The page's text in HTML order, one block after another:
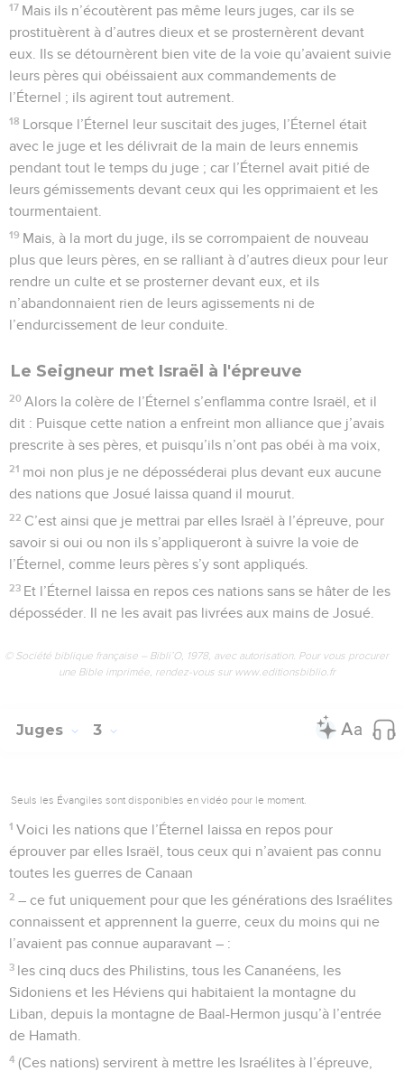
17 Mais ils n’écoutèrent pas même leurs juges, car ils se
prostituèrent à d’autres dieux et se prosternèrent devant
eux. Ils se détournèrent bien vite de la voie qu’avaient suivie
leurs pères qui obéissaient aux commandements de
l’Éternel ; ils agirent tout autrement.
18 Lorsque l’Éternel leur suscitait des juges, l’Éternel était
avec le juge et les délivrait de la main de leurs ennemis
pendant tout le temps du juge ; car l’Éternel avait pitié de
leurs gémissements devant ceux qui les opprimaient et les
tourmentaient.
19 Mais, à la mort du juge, ils se corrompaient de nouveau
plus que leurs pères, en se ralliant à d’autres dieux pour leur
rendre un culte et se prosterner devant eux, et ils
n’abandonnaient rien de leurs agissements ni de
l’endurcissement de leur conduite.
Le Seigneur met Israël à l'épreuve
20 Alors la colère de l’Éternel s’enflamma contre Israël, et il
dit : Puisque cette nation a enfreint mon alliance que j’avais
prescrite à ses pères, et puisqu’ils n’ont pas obéi à ma voix,
21 moi non plus je ne déposséderai plus devant eux aucune
des nations que Josué laissa quand il mourut.
22 C’est ainsi que je mettrai par elles Israël à l’épreuve, pour
savoir si oui ou non ils s’appliqueront à suivre la voie de
l’Éternel, comme leurs pères s’y sont appliqués.
23 Et l’Éternel laissa en repos ces nations sans se hâter de les
déposséder. Il ne les avait pas livrées aux mains de Josué.
© Société biblique française – Bibli’O, 1978, avec autorisation. Pour vous procurer
une Bible imprimée, rendez-vous sur www.editionsbiblio.fr
Juges 3
Seuls les Évangiles sont disponibles en vidéo pour le moment.
1 Voici les nations que l’Éternel laissa en repos pour
éprouver par elles Israël, tous ceux qui n’avaient pas connu
toutes les guerres de Canaan
2 – ce fut uniquement pour que les générations des Israélites
connaissent et apprennent la guerre, ceux du moins qui ne
l’avaient pas connue auparavant – :
3 les cinq ducs des Philistins, tous les Cananéens, les
Sidoniens et les Héviens qui habitaient la montagne du
Liban, depuis la montagne de Baal-Hermon jusqu’à l’entrée
de Hamath.
4 (Ces nations) servirent à mettre les Israélites à l’épreuve,